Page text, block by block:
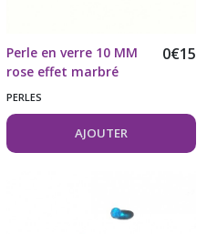
Perle en verre 10 MM
rose effet marbré
vendue à l'unité
0€15
PERLES
AJOUTER